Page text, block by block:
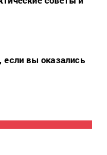
вы оказались